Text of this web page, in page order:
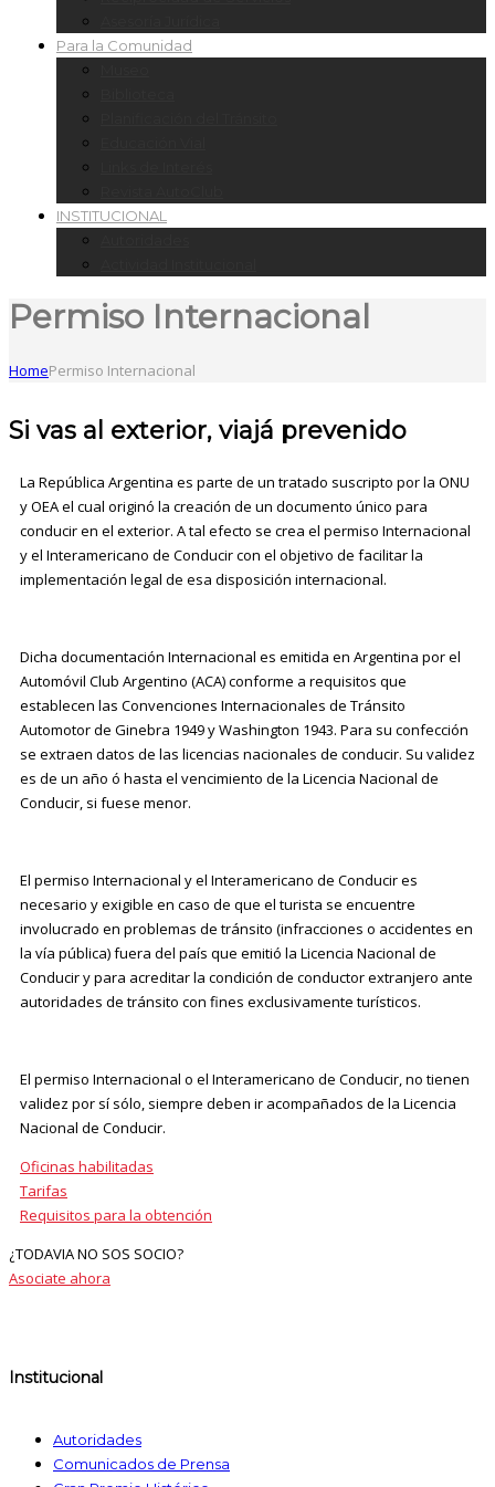
Para la Comunidad
INSTITUCIONAL
Permiso Internacional
HomePermiso Internacional
Si vas al exterior, viajá prevenido
La República Argentina es parte de un tratado suscripto por la ONU
y OEA el cual originó la creación de un documento único para
conducir en el exterior. A tal efecto se crea el permiso Internacional
y el Interamericano de Conducir con el objetivo de facilitar la
implementación legal de esa disposición internacional.
Dicha documentación Internacional es emitida en Argentina por el
Automóvil Club Argentino (ACA) conforme a requisitos que
establecen las Convenciones Internacionales de Tránsito
Automotor de Ginebra 1949 y Washington 1943. Para su confección
se extraen datos de las licencias nacionales de conducir. Su validez
es de un año ó hasta el vencimiento de la Licencia Nacional de
Conducir, si fuese menor.
El permiso Internacional y el Interamericano de Conducir es
necesario y exigible en caso de que el turista se encuentre
involucrado en problemas de tránsito (infracciones o accidentes en
la vía pública) fuera del país que emitió la Licencia Nacional de
Conducir y para acreditar la condición de conductor extranjero ante
autoridades de tránsito con fines exclusivamente turísticos.
El permiso Internacional o el Interamericano de Conducir, no tienen
validez por sí sólo, siempre deben ir acompañados de la Licencia
Nacional de Conducir.
Oficinas habilitadas
Tarifas
Requisitos para la obtención
¿TODAVIA NO SOS SOCIO?
Asociate ahora
Institucional
Autoridades
Comunicados de Prensa